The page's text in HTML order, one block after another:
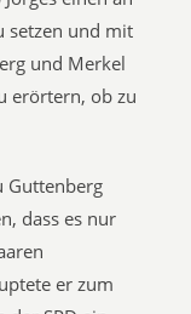
setzen und mit
und Merkel
erörtern, ob zu
Guttenberg
dass es nur
er zum